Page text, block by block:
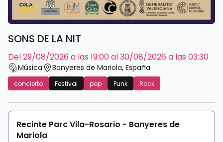
SONS DE LA NIT
del 29/08/2026 a las 19:00 al 30/08/2026 a las 03:30
Música Banyeres de Mariola, España
concierto Festival pop Punk Rock
Recinte Parc Vila-Rosario - Banyeres de
Mariola